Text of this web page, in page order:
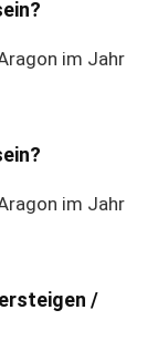
im Jahr
im Jahr
/